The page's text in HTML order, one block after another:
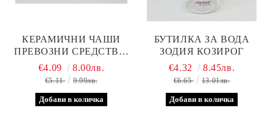
КЕРАМИЧНИ ЧАШИ
ПРЕВОЗНИ СРЕДСТВА,
МОДЕЛ ЕДНО
€4.09 8.00лв.
€5.11 9.99лв.
БУТИЛКА ЗА ВОДА
ЗОДИЯ КОЗИРОГ
€4.32 8.45лв.
€6.65 13.01лв.